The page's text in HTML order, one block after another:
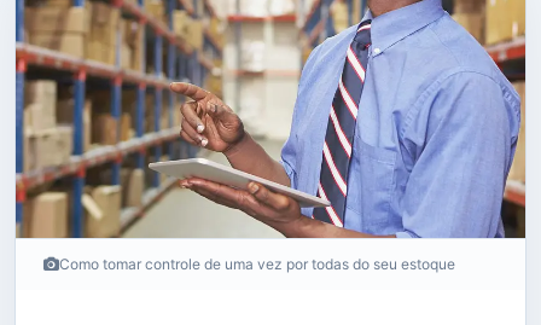
Como tomar controle de uma vez por todas do seu estoque